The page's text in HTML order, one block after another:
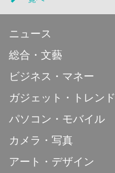
ニュース
総合・文藝
ビジネス・マネー
ガジェット・トレンド
パソコン・モバイル
カメラ・写真
アート・デザイン